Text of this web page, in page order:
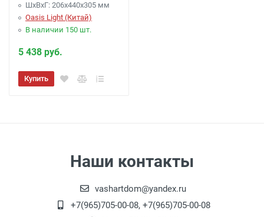
ШхВхГ: 206х440х305 мм
Oasis Light (Китай)
В наличии 150 шт.
5 438 руб.
Купить
Наши контакты
vashartdom@yandex.ru
+7(965)705-00-08, +7(965)705-00-08